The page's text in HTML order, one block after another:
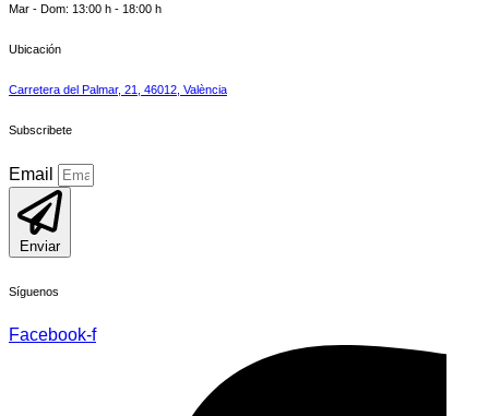
Mar - Dom: 13:00 h - 18:00 h
Ubicación
Carretera del Palmar, 21, 46012, València
Subscribete
Email
Enviar
Síguenos
Facebook-f